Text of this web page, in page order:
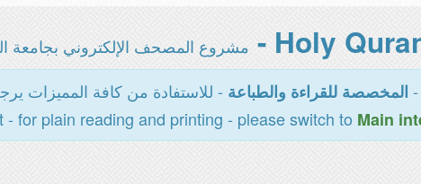
مشروع المصحف الإلكتروني بجامعة
المخصصة للقراءة والطباعة - للاستفادة من كافة المميزات
for plain reading and printing - please switch to Main